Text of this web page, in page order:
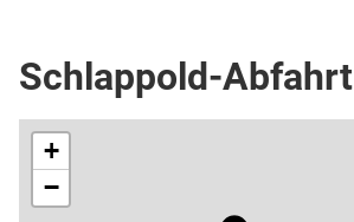
Schlappold-Abfahrt